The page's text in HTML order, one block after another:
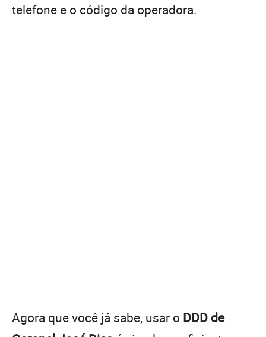
telefone e o código da operadora.
Agora que você já sabe, usar o DDD de